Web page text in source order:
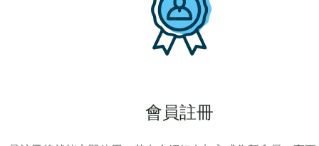
會員註冊